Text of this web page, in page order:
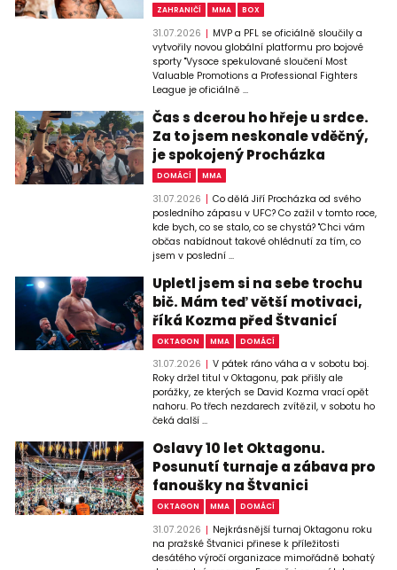
ZAHRANIČÍ MMA BOX
31.07.2026
MVP a PFL se oficiálně sloučily a
vytvořily novou globální platformu pro bojové
sporty "Vysoce spekulované sloučení Most
Valuable Promotions a Professional Fighters
League je oficiálně ...
Čas s dcerou ho hřeje u srdce.
Za to jsem neskonale vděčný,
je spokojený Procházka
DOMÁCÍ MMA
31.07.2026
Co dělá Jiří Procházka od svého
posledního zápasu v UFC? Co zažil v tomto roce,
kde bych, co se stalo, co se chystá? "Chci vám
občas nabídnout takové ohlédnutí za tím, co
jsem v poslední ...
Upletl jsem si na sebe trochu
bič. Mám teď větší motivaci,
říká Kozma před Štvanicí
OKTAGON MMA DOMÁCÍ
31.07.2026
V pátek ráno váha a v sobotu boj.
Roky držel titul v Oktagonu, pak přišly ale
porážky, ze kterých se David Kozma vrací opět
nahoru. Po třech nezdarech zvítězil, v sobotu ho
čeká další ...
Oslavy 10 let Oktagonu.
Posunutí turnaje a zábava pro
fanoušky na Štvanici
OKTAGON MMA DOMÁCÍ
31.07.2026
Nejkrásnější turnaj Oktagonu roku
na pražské Štvanici přinese k příležitosti
desátého výročí organizace mimořádně bohatý